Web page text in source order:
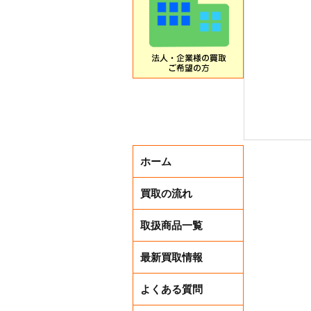
ホーム
買取の流れ
取扱商品一覧
最新買取情報
よくある質問